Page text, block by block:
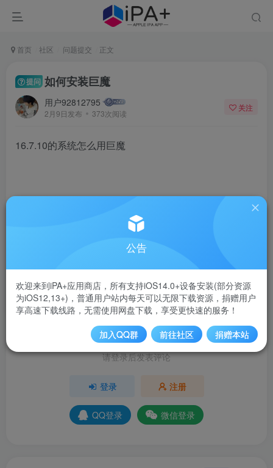
首页 社区 问题提交 正文
提问 如何安装巨魔
用户92812795
2月9日发布 373次阅读
关注
16.7.10的系统怎么用巨魔
-2
1人已评分
分享 收藏
请登录后发表评论
登录 注册
QQ登录 微信登录
公告
欢迎来到iPA+应用商店，所有支持iOS14.0+设备安装(部分资源
为iOS12,13+)，普通用户站内每天可以无限下载资源，捐赠用户
享高速下载线路，无需使用网盘下载，享受更快速的服务！
加入QQ群 前往社区 捐赠本站